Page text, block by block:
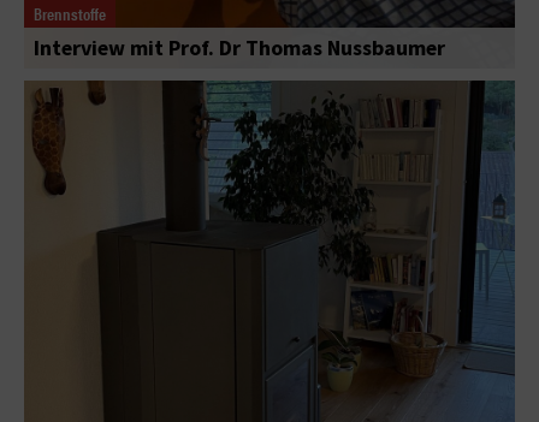
Brennstoffe
Interview mit Prof. Dr Thomas Nussbaumer